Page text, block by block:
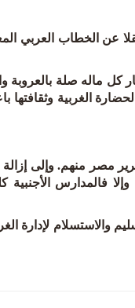
موسى والمدنية الأوربية. الوحدة بيروت السنة 1، العدد 5
كل ماله صلة بالعروبة
الغربية وثقافتها
مصر منهم. وإلى
فالمدارس
والاستسلام لإدارة